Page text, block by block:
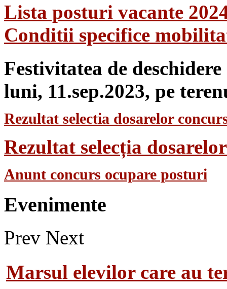
Lista posturi vacante
Conditii specifice
Festivitatea de
luni, 11.sep.2023, pe
Rezultat selectia dosarelor
Rezultat selecția
Anunt concurs ocupare posturi
Evenimente
Prev Next
Marsul elevilor care au